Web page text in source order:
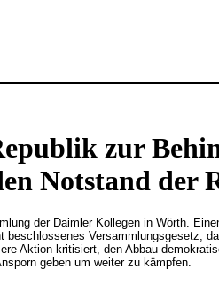
zur
Notstand der
der Daimler Kollegen in Wörth.
Versammlungsgesetz,
Aktion kritisiert, den Abbau
geben um weiter zu kämpfen.